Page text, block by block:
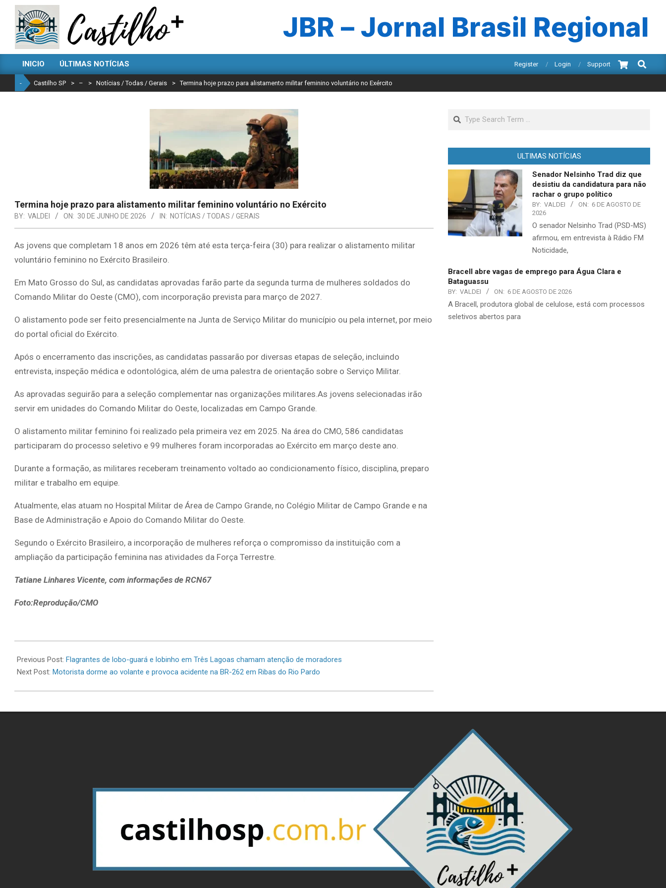
content
CASTILHO
SP
JBR – Jornal Brasil Regional
Primary
Navigation
Menu
INICIO ÚLTIMAS NOTÍCIAS Register Login Support
Search
- Castilho SP > – > Notícias / Todas / Gerais > Termina hoje prazo para alistamento militar feminino voluntário no Exército
Termina hoje prazo para alistamento militar feminino voluntário no Exército
BY: VALDEI ON: 30 DE JUNHO DE 2026 IN: NOTÍCIAS / TODAS / GERAIS
As jovens que completam 18 anos em 2026 têm até esta terça-feira (30) para realizar o alistamento militar
voluntário feminino no Exército Brasileiro.
Em Mato Grosso do Sul, as candidatas aprovadas farão parte da segunda turma de mulheres soldados do
Comando Militar do Oeste (CMO), com incorporação prevista para março de 2027.
O alistamento pode ser feito presencialmente na Junta de Serviço Militar do município ou pela internet, por meio
do portal oficial do Exército.
Após o encerramento das inscrições, as candidatas passarão por diversas etapas de seleção, incluindo
entrevista, inspeção médica e odontológica, além de uma palestra de orientação sobre o Serviço Militar.
As aprovadas seguirão para a seleção complementar nas organizações militares.As jovens selecionadas irão
servir em unidades do Comando Militar do Oeste, localizadas em Campo Grande.
O alistamento militar feminino foi realizado pela primeira vez em 2025. Na área do CMO, 586 candidatas
participaram do processo seletivo e 99 mulheres foram incorporadas ao Exército em março deste ano.
Durante a formação, as militares receberam treinamento voltado ao condicionamento físico, disciplina, preparo
militar e trabalho em equipe.
Atualmente, elas atuam no Hospital Militar de Área de Campo Grande, no Colégio Militar de Campo Grande e na
Base de Administração e Apoio do Comando Militar do Oeste.
Segundo o Exército Brasileiro, a incorporação de mulheres reforça o compromisso da instituição com a
ampliação da participação feminina nas atividades da Força Terrestre.
Tatiane Linhares Vicente, com informações de RCN67
Foto:Reprodução/CMO
06-
30
Previous Post: Flagrantes de lobo-guará e lobinho em Três Lagoas chamam atenção de moradores
Next Post: Motorista dorme ao volante e provoca acidente na BR-262 em Ribas do Rio Pardo
Search
ULTIMAS NOTÍCIAS
Senador Nelsinho Trad diz que
desistiu da candidatura para não
rachar o grupo político
BY: VALDEI ON: 6 DE AGOSTO DE
2026
O senador Nelsinho Trad (PSD-MS)
afirmou, em entrevista à Rádio FM
Noticidade,
Bracell abre vagas de emprego para Água Clara e
Bataguassu
BY: VALDEI ON: 6 DE AGOSTO DE 2026
​A Bracell, produtora global de celulose, está com processos
seletivos abertos para